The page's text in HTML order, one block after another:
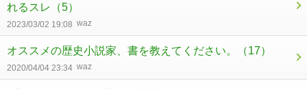
れるスレ
（5）
2023/03/02 19:08 waz
オススメの歴史小説家、書を教えてください。 （17）
2020/04/04 23:34 waz